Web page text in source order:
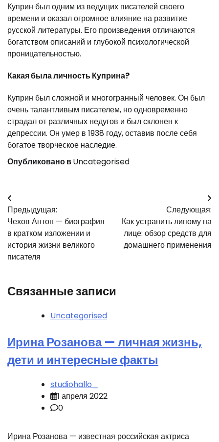
Куприн был одним из ведущих писателей своего
времени и оказал огромное влияние на развитие
русской литературы. Его произведения отличаются
богатством описаний и глубокой психологической
проницательностью.
Какая была личность Куприна?
Куприн был сложной и многогранный человек. Он был
очень талантливым писателем, но одновременно
страдал от различных недугов и был склонен к
депрессии. Он умер в 1938 году, оставив после себя
богатое творческое наследие.
Опубликовано вUncategorised
Навигация
по
записям
Предыдущая:
Чехов Антон — биография
в кратком изложении и
история жизни великого
писателя
Следующая:
Как устранить липому на
лице: обзор средств для
домашнего применения
Связанные записи
Uncategorised
Ирина Розанова — личная жизнь,
дети и интересные факты
studiohallo_
1 апреля 2022
0
Ирина Розанова — известная российская актриса